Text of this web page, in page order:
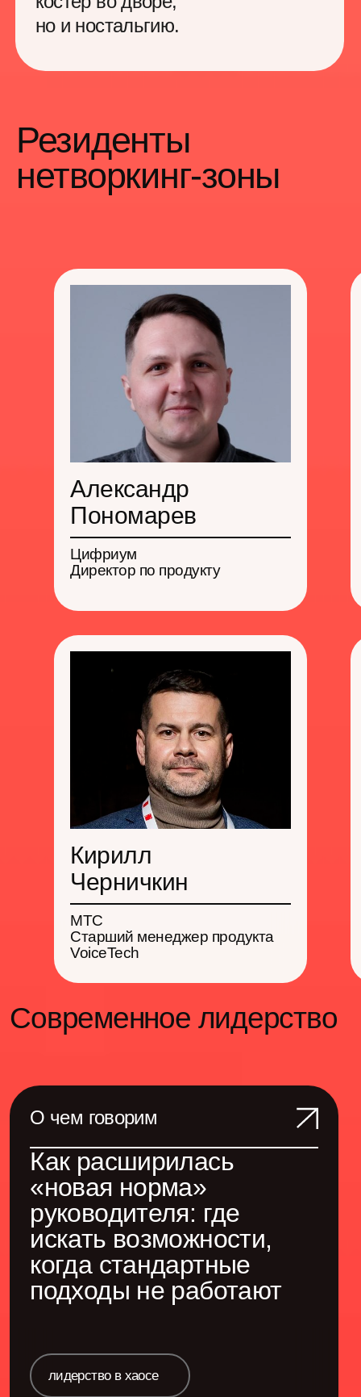
Александр
Пономарев
Цифриум
Директор по продукту
Кирилл
Черничкин
МТС
Старший менеджер продукта
VoiceTech
14 лет в диджитал, внедряю
гибкие методологии совместной
командной работы Scrum
и LeSS, развиваю методологию
«Настоящий Герой» и владелец
баскетбольной команды
Левон Гончаров
Мастер-классы
Операционка и
процессы